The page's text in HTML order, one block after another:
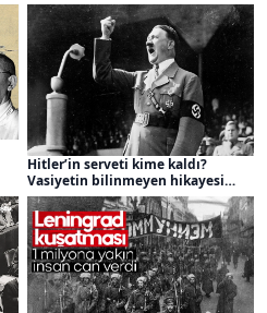
Hitler’in serveti kime kaldı?
Vasiyetin bilinmeyen hikayesi…